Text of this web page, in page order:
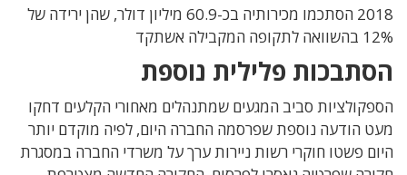
2018 הסתכמו מכירותיה בכ-60.9 מיליון דולר, שהן ירידה של
12% בהשוואה לתקופה המקבילה אשתקד
הסתבכות פלילית נוספת
הספקולציות סביב המגעים שמתנהלים מאחורי הקלעים דחקו
מעט הודעה נוספת שפרסמה החברה היום, לפיה מוקדם יותר
היום פשטו חוקרי רשות ניירות ערך על משרדי החברה במסגרת